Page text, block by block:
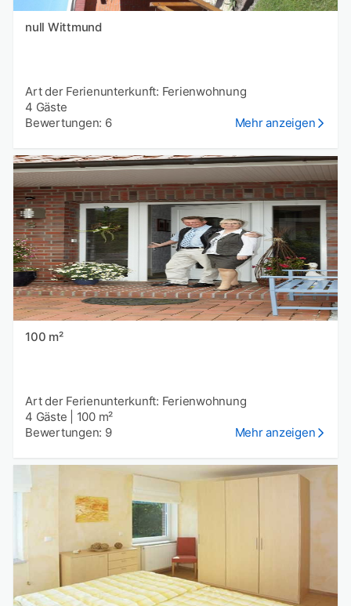
null Wittmund
Art der Ferienunterkunft: Ferienwohnung
4 Gäste
Bewertungen: 6
Mehr anzeigen
100 m²
Art der Ferienunterkunft: Ferienwohnung
4 Gäste
100 m²
Bewertungen: 9
Mehr anzeigen